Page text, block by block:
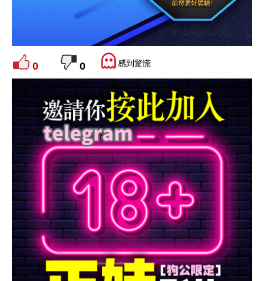
0 0 感到驚慌